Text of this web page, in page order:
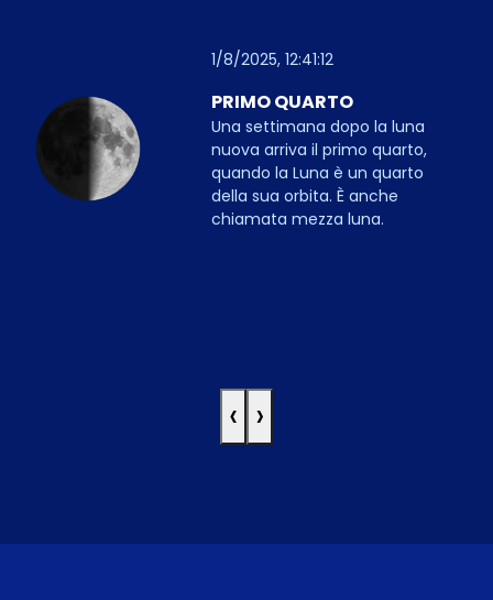
1/8/2025, 12:41:12
PRIMO QUARTO
Una settimana dopo la luna
nuova arriva il primo quarto,
quando la Luna è un quarto
della sua orbita. È anche
chiamata mezza luna.
‹ ›